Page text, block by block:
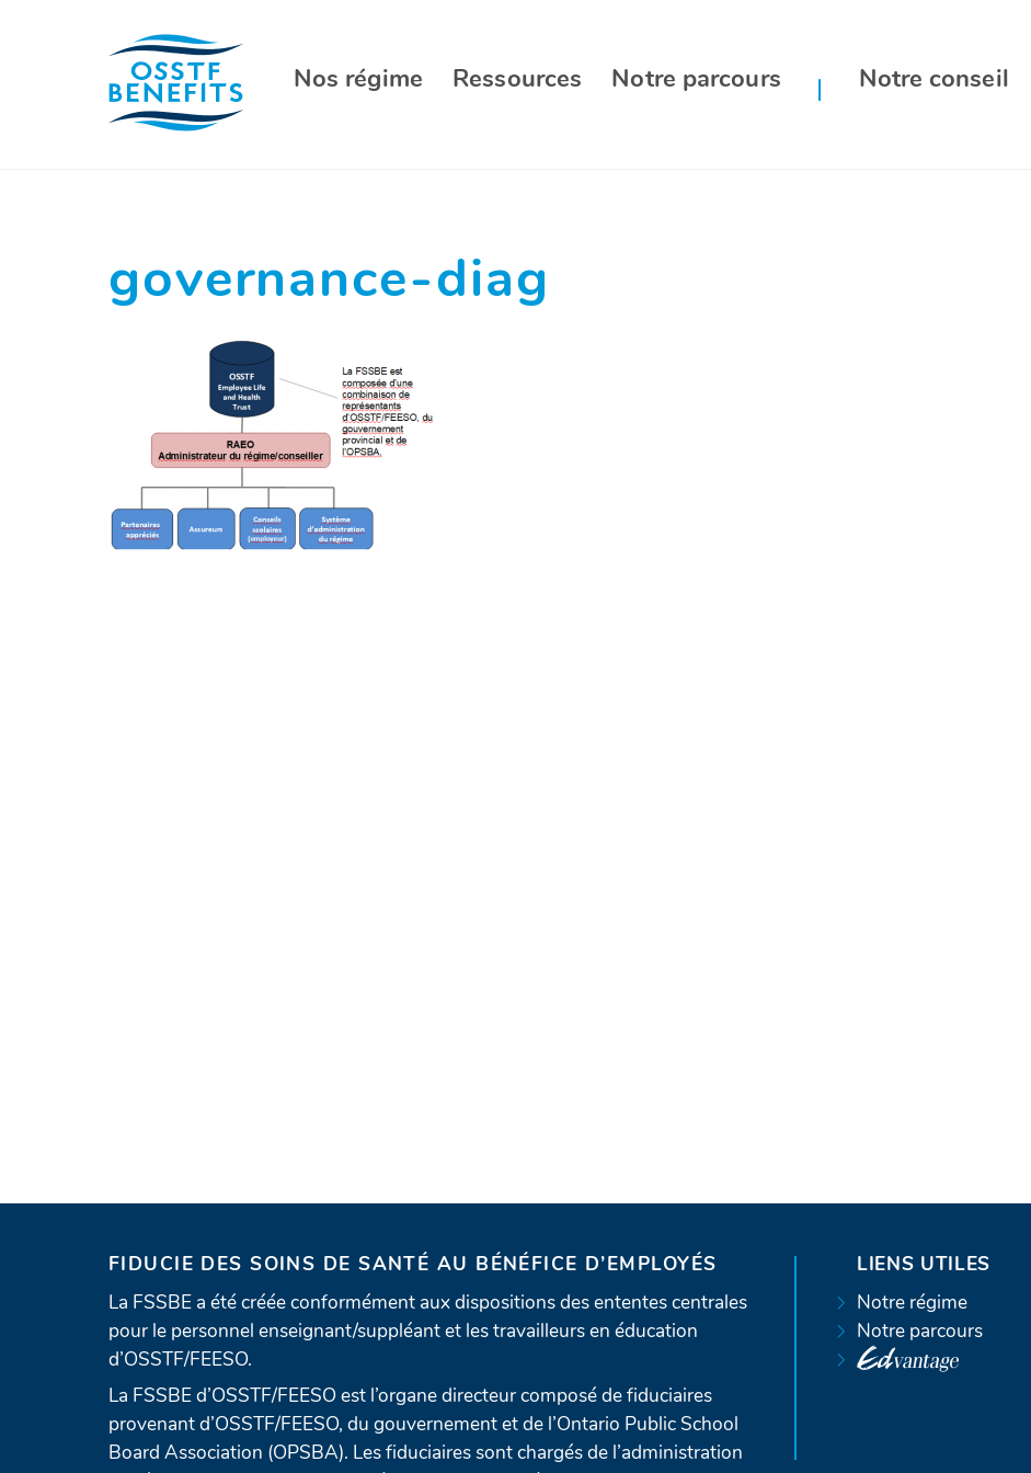
Nos régime Ressources Notre parcours Notre conseil
governance-diag
LIENS UTILES
Notre régime
Notre parcours
FIDUCIE DES SOINS DE SANTÉ AU BÉNÉFICE D’EMPLOYÉS
La FSSBE a été créée conformément aux dispositions des ententes centrales
pour le personnel enseignant/suppléant et les travailleurs en éducation
d’OSSTF/FEESO.
La FSSBE d’OSSTF/FEESO est l’organe directeur composé de fiduciaires
provenant d’OSSTF/FEESO, du gouvernement et de l’Ontario Public School
Board Association (OPSBA). Les fiduciaires sont chargés de l’administration